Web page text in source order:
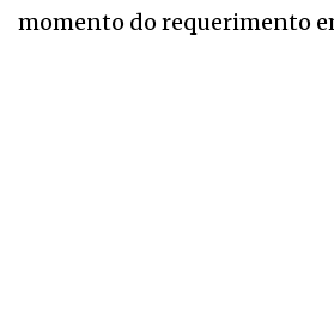
momento do requerimento